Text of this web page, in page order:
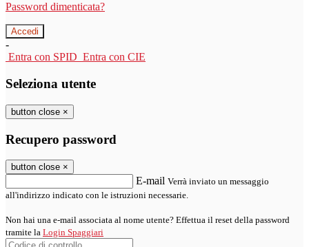
Password dimenticata?
-
Entra con SPID Entra con CIE
Seleziona utente
button close ×
Recupero password
button close ×
E-mail Verrà inviato un messaggio
all'indirizzo indicato con le istruzioni necessarie.
Non hai una e-mail associata al nome utente? Effettua il reset della password
tramite la Login Spaggiari